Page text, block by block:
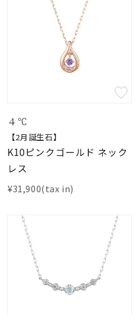
４℃
【2月誕生石】
K10ピンクゴールド ネック
レス
¥31,900(tax in)